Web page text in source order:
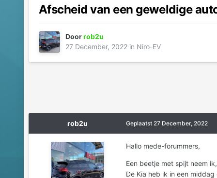
Afscheid van een geweldige
Doorrob2u
27 December, 2022in Niro-EV
rob2u Geplaatst 27 December, 2022
Hallo mede-forummers,
Een beetje met spijt neem
De Kia heb ik in een